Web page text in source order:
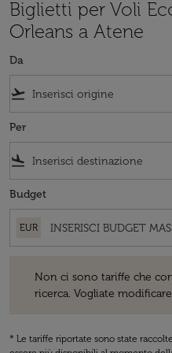
Biglietti per Voli
Orleans a Atene
Da
flight_takeoff
Per
flight_land
Budget
EUR
Non ci sono tariffe che
ricerca. Vogliate
* Le tariffe riportate sono state